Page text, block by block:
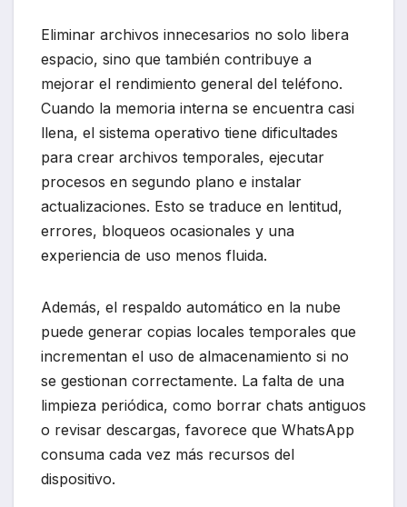
Eliminar archivos innecesarios no solo libera
espacio, sino que también contribuye a
mejorar el rendimiento general del teléfono.
Cuando la memoria interna se encuentra casi
llena, el sistema operativo tiene dificultades
para crear archivos temporales, ejecutar
procesos en segundo plano e instalar
actualizaciones. Esto se traduce en lentitud,
errores, bloqueos ocasionales y una
experiencia de uso menos fluida.
Además, el respaldo automático en la nube
puede generar copias locales temporales que
incrementan el uso de almacenamiento si no
se gestionan correctamente. La falta de una
limpieza periódica, como borrar chats antiguos
o revisar descargas, favorece que WhatsApp
consuma cada vez más recursos del
dispositivo.